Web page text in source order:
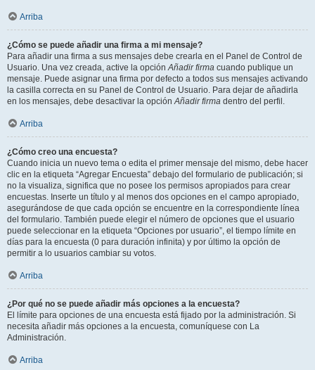
Arriba
¿Cómo se puede añadir una firma a mi mensaje?
Para añadir una firma a sus mensajes debe crearla en el Panel de Control de
Usuario. Una vez creada, active la opciónAñadir firma cuando publique un
mensaje. Puede asignar una firma por defecto a todos sus mensajes activando
la casilla correcta en su Panel de Control de Usuario. Para dejar de añadirla
en los mensajes, debe desactivar la opciónAñadir firma dentro del perfil.
Arriba
¿Cómo creo una encuesta?
Cuando inicia un nuevo tema o edita el primer mensaje del mismo, debe hacer
clic en la etiqueta “Agregar Encuesta” debajo del formulario de publicación; si
no la visualiza, significa que no posee los permisos apropiados para crear
encuestas. Inserte un título y al menos dos opciones en el campo apropiado,
asegurándose de que cada opción se encuentre en la correspondiente línea
del formulario. También puede elegir el número de opciones que el usuario
puede seleccionar en la etiqueta “Opciones por usuario”, el tiempo límite en
días para la encuesta (0 para duración infinita) y por último la opción de
permitir a lo usuarios cambiar su votos.
Arriba
¿Por qué no se puede añadir más opciones a la encuesta?
El límite para opciones de una encuesta está fijado por la administración. Si
necesita añadir más opciones a la encuesta, comuníquese con La
Administración.
Arriba